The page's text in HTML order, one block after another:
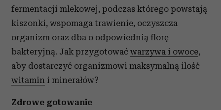
fermentacji mlekowej, podczas którego powstają
kiszonki, wspomaga trawienie, oczyszcza
organizm oraz dba o odpowiednią florę
bakteryjną. Jak przygotować warzywa i owoce,
aby dostarczyć organizmowi maksymalną ilość
witamin i minerałów?
Zdrowe gotowanie